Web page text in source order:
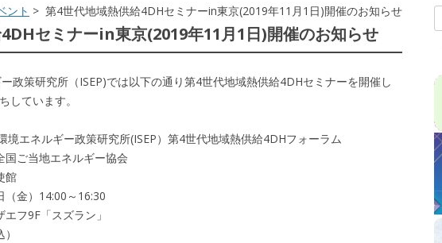
ント > 第4世代地域熱供給4DHセミナーin東京(2019年11月1日)開催のお知らせ
セミナーin東京(2019年11月1日)開催のお知らせ
政策研究所（ISEP)では以下の通り第4世代地域熱供給4DHセミナーを開催し
しています。
境エネルギー政策研究所(ISEP）第4世代地域熱供給4DHフォーラム
国ご当地エネルギー協会
館
（金）14:00～16:30
フ9F「スズラン」